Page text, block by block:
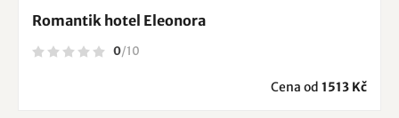
Romantik hotel Eleonora
0/10
Cena od 1513 Kč